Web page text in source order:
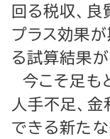
回る税収、良
プラス効果が
る試算結果が
今こそ足も
人手不足、
できる新た